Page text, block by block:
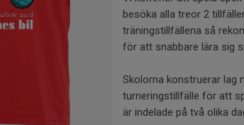
besöka alla treor 2
träningstillfällena så
för att snabbare lära sig
Skolorna konstruerar lag
turneringstillfälle för att
är indelade på två olika